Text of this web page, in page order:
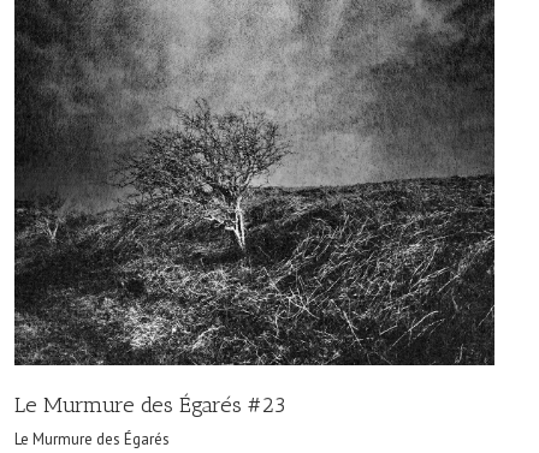
Le Murmure des Égarés #23
Le Murmure des Égarés